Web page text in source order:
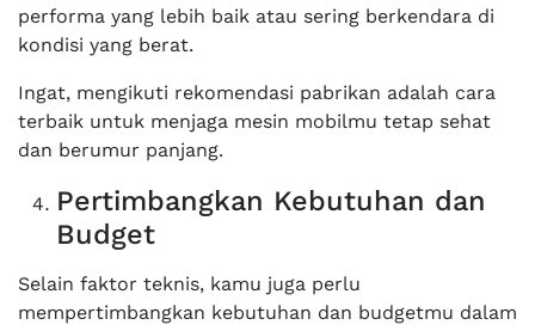
performa yang lebih baik atau sering berkendara di
kondisi yang berat.
Ingat, mengikuti rekomendasi pabrikan adalah cara
terbaik untuk menjaga mesin mobilmu tetap sehat
dan berumur panjang.
Pertimbangkan Kebutuhan dan
Budget
Selain faktor teknis, kamu juga perlu
mempertimbangkan kebutuhan dan budgetmu dalam